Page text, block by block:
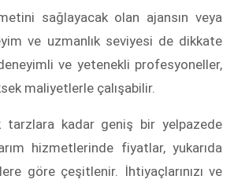
sağlayacak olan ajansın veya
ve uzmanlık seviyesi de dikkate
deneyimli ve yetenekli profesyoneller,
maliyetlerle çalışabilir.
tarzlara kadar geniş bir yelpazede
hizmetlerinde fiyatlar, yukarıda
göre çeşitlenir. İhtiyaçlarınızı ve